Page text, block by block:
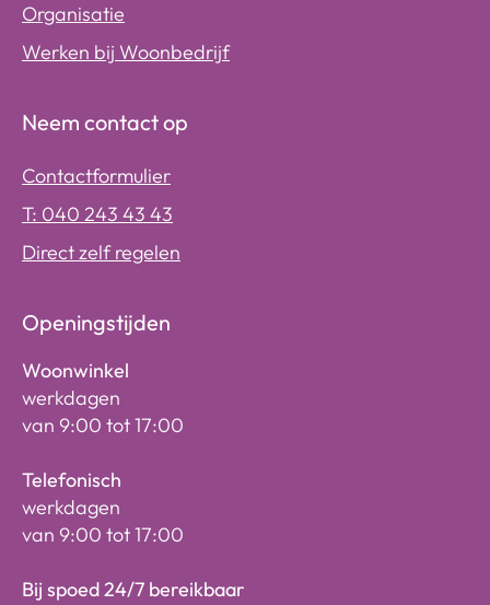
Organisatie
Werken bij Woonbedrijf
Neem contact op
Contactformulier
T: 040 243 43 43
Direct zelf regelen
Openingstijden
Woonwinkel
werkdagen
van 9:00 tot 17:00
Telefonisch
werkdagen
van 9:00 tot 17:00
Bij spoed 24/7 bereikbaar